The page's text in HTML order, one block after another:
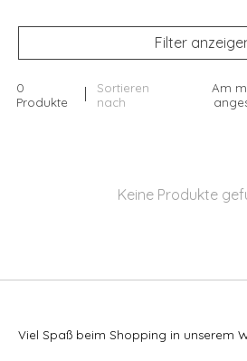
Filter
0
Produkte
Sortieren
nach
Am
Keine Produkte
Viel Spaß beim Shopping in unserem